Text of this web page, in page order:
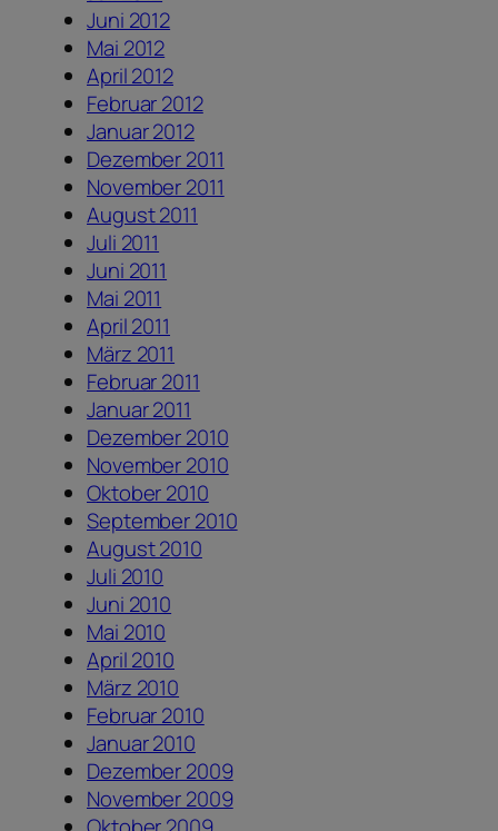
Juni 2012
Mai 2012
April 2012
Februar 2012
Januar 2012
Dezember 2011
November 2011
August 2011
Juli 2011
Juni 2011
Mai 2011
April 2011
März 2011
Februar 2011
Januar 2011
Dezember 2010
November 2010
Oktober 2010
September 2010
August 2010
Juli 2010
Juni 2010
Mai 2010
April 2010
März 2010
Februar 2010
Januar 2010
Dezember 2009
November 2009